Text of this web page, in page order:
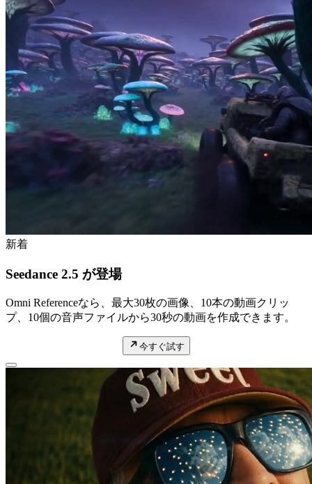
新着
Seedance 2.5 が登場
Omni Referenceなら、最大30枚の画像、10本の動画クリッ
プ、10個の音声ファイルから30秒の動画を作成できます。
今すぐ試す